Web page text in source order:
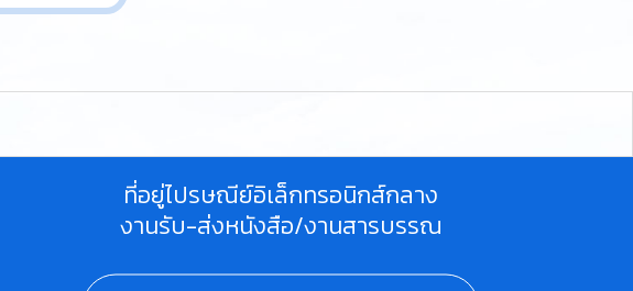
ที่อยู่ไปรษณีย์อิเล็กทรอนิกส์กลาง
งานรับ-ส่งหนังสือ/งานสารบรรณ